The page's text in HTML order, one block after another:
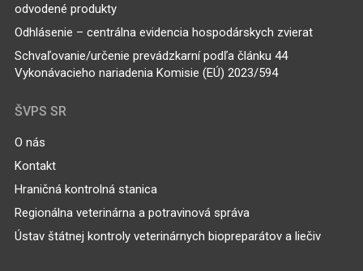
odvodené produkty
Odhlásenie – centrálna evidencia hospodárskych zvierat
Schvaľovanie/určenie prevádzkarní podľa článku 44
Vykonávacieho nariadenia Komisie (EÚ) 2023/594
ŠVPS SR
O nás
Kontakt
Hraničná kontrolná stanica
Regionálna veterinárna a potravinová správa
Ústav štátnej kontroly veterinárnych biopreparátov a liečiv